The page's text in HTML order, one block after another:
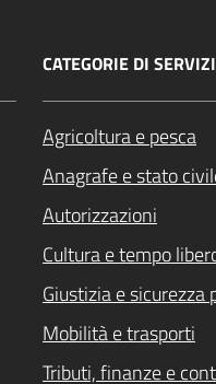
CATEGORIE DI
Agricoltura e pesca
Anagrafe e stato
Autorizzazioni
Cultura e tempo
Giustizia e sicurezza
Mobilità e trasporti
Tributi, finanze e